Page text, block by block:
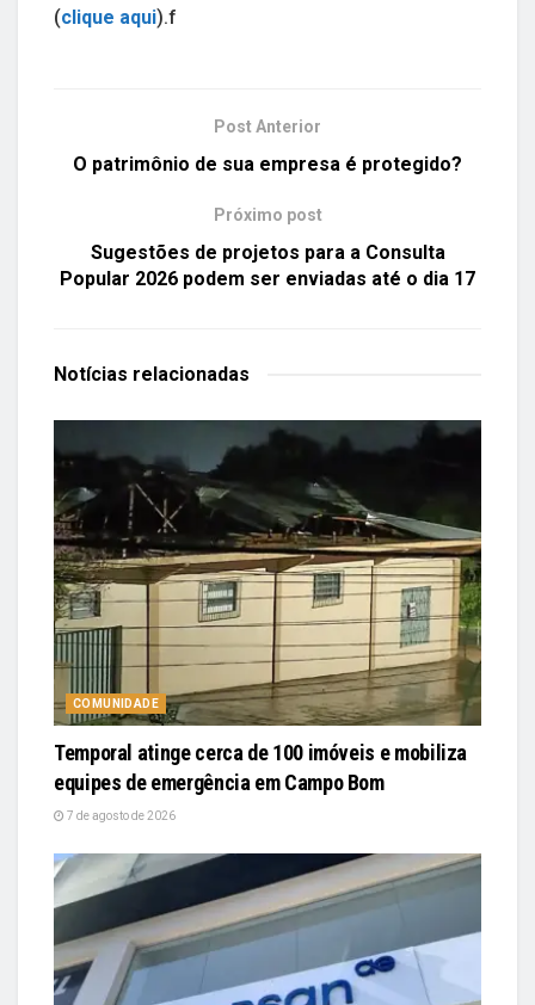
(clique aqui).f
Post Anterior
O patrimônio de sua empresa é protegido?
Próximo post
Sugestões de projetos para a Consulta
Popular 2026 podem ser enviadas até o dia 17
Notícias relacionadas
COMUNIDADE
Temporal atinge cerca de 100 imóveis e mobiliza
equipes de emergência em Campo Bom
7 de agosto de 2026